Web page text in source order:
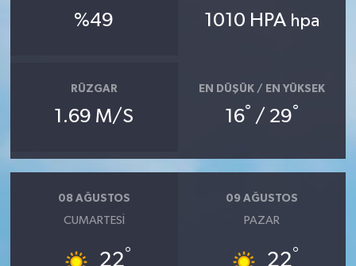
%49 1010 HPA hpa
RÜZGAR
1.69 M/S
EN DÜŞÜK / EN YÜKSEK
16° / 29°
08 AĞUSTOS
CUMARTESI
22°
09 AĞUSTOS
PAZAR
22°